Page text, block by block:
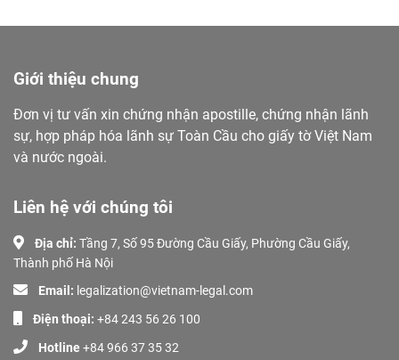
Giới thiệu chung
Đơn vị tư vấn xin chứng nhận apostille, chứng nhận lãnh
sự, hợp pháp hóa lãnh sự Toàn Cầu cho giấy tờ Việt Nam
và nước ngoài.
Liên hệ với chúng tôi
Địa chỉ: Tầng 7, Số 95 Đường Cầu Giấy, Phường Cầu Giấy,
Thành phố Hà Nội
Email: legalization@vietnam-legal.com
Điện thoại: +84 243 56 26 100
Hotline+84 966 37 35 32